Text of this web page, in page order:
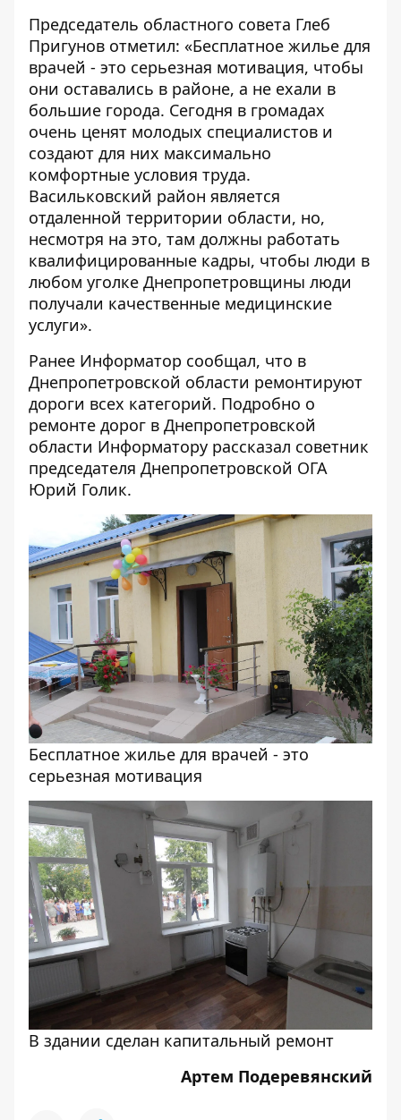
Председатель областного совета Глеб
Пригунов отметил: «Бесплатное жилье для
врачей - это серьезная мотивация, чтобы
они оставались в районе, а не ехали в
большие города. Сегодня в громадах
очень ценят молодых специалистов и
создают для них максимально
комфортные условия труда.
Васильковский район является
отдаленной территории области, но,
несмотря на это, там должны работать
квалифицированные кадры, чтобы люди в
любом уголке Днепропетровщины люди
получали качественные медицинские
услуги».
Ранее Информатор сообщал, что в
Днепропетровской области ремонтируют
дороги всех категорий. Подробно о
ремонте дорог в Днепропетровской
области Информатору рассказал советник
председателя Днепропетровской ОГА
Юрий Голик.
Бесплатное жилье для врачей - это
серьезная мотивация
В здании сделан капитальный ремонт
Артем Подеревянский